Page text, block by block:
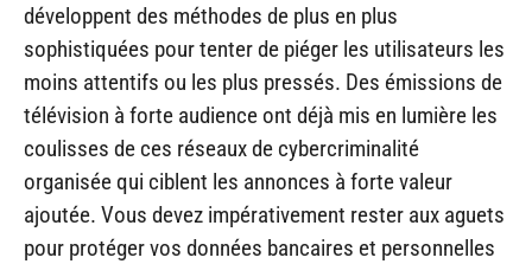
développent des méthodes de plus en plus
sophistiquées pour tenter de piéger les utilisateurs les
moins attentifs ou les plus pressés. Des émissions de
télévision à forte audience ont déjà mis en lumière les
coulisses de ces réseaux de cybercriminalité
organisée qui ciblent les annonces à forte valeur
ajoutée. Vous devez impérativement rester aux aguets
pour protéger vos données bancaires et personnelles